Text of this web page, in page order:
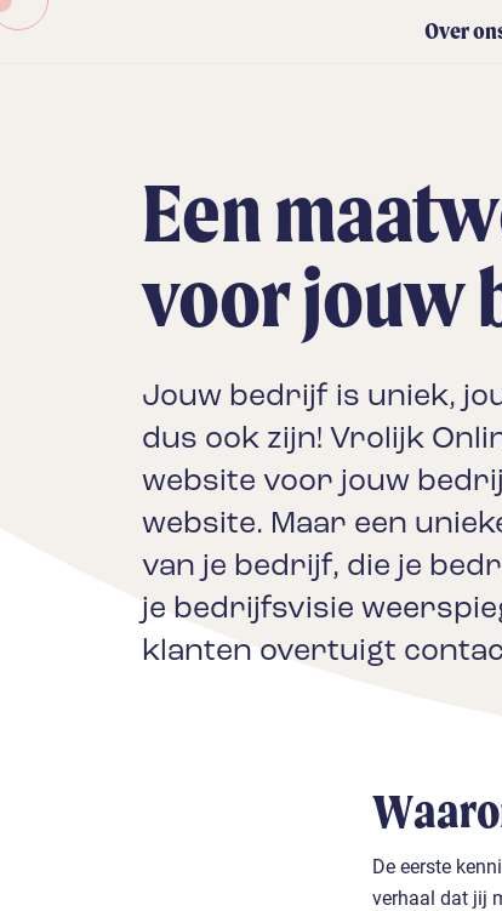
Over
Een
voor jouw
Jouw bedrijf is uniek,
dus ook zijn! Vrolijk
website voor jouw
website. Maar een
van je bedrijf, die je
je bedrijfsvisie
klanten overtuigt
De eerste
verhaal dat jij